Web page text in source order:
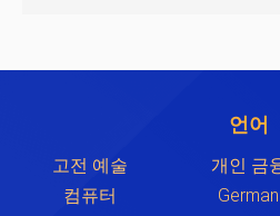
언어
고전 예술 개인 금
컴퓨터
German